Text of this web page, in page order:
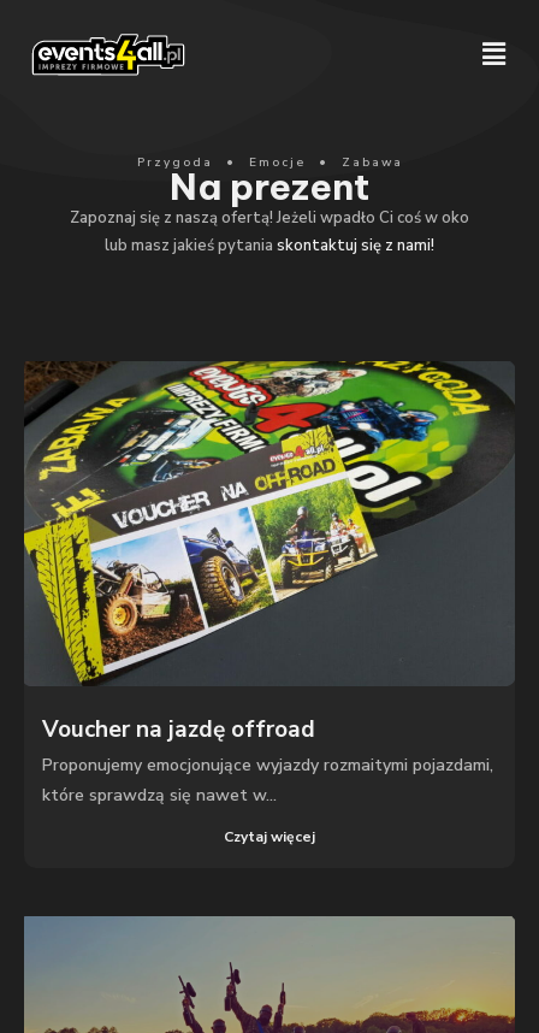
Przygoda • Emocje • Zabawa
Na prezent
Zapoznaj się z naszą ofertą! Jeżeli wpadło Ci coś w oko
lub masz jakieś pytania skontaktuj się z nami!
Voucher na jazdę offroad
Proponujemy emocjonujące wyjazdy rozmaitymi pojazdami,
które sprawdzą się nawet w...
Czytaj więcej